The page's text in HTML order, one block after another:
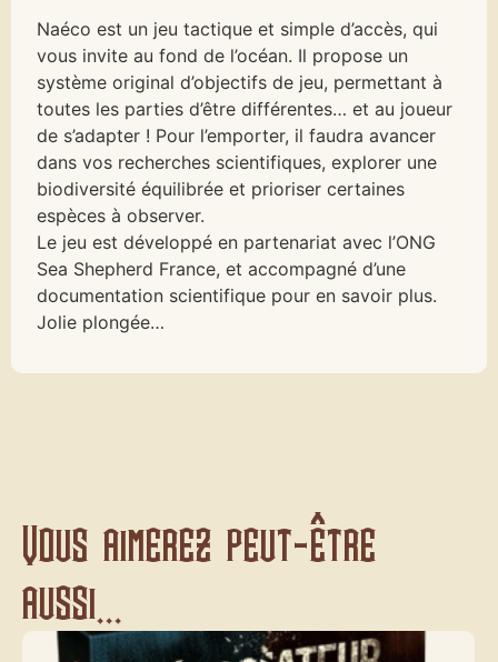
Naéco est un jeu tactique et simple d’accès, qui
vous invite au fond de l’océan. Il propose un
système original d’objectifs de jeu, permettant à
toutes les parties d’être différentes… et au joueur
de s’adapter ! Pour l’emporter, il faudra avancer
dans vos recherches scientifiques, explorer une
biodiversité équilibrée et prioriser certaines
espèces à observer.
Le jeu est développé en partenariat avec l’ONG
Sea Shepherd France, et accompagné d’une
documentation scientifique pour en savoir plus.
Jolie plongée…
Vous aimerez peut-être
aussi...